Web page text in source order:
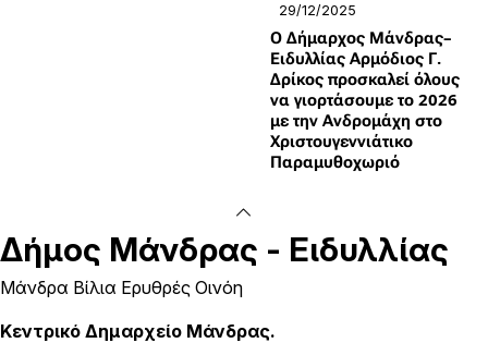
29/12/2025
Ο Δήμαρχος Μάνδρας–
Ειδυλλίας Αρμόδιος Γ.
Δρίκος προσκαλεί όλους
να γιορτάσουμε το 2026
με την Ανδρομάχη στο
Χριστουγεννιάτικο
Παραμυθοχωριό
Δήμος Μάνδρας - Ειδυλλίας
Μάνδρα Βίλια Ερυθρές Οινόη
Κεντρικό Δημαρχείο Μάνδρας.